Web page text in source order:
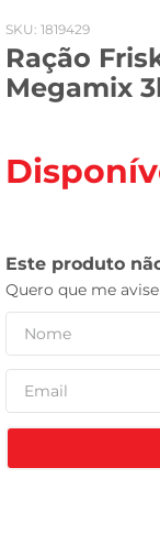
: 1819429
Ração
Megamix
fogao
café
cerveja
leite
celular